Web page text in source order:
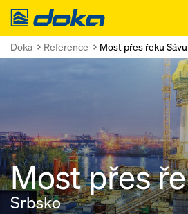
Doka
Doka Reference Most přes řeku Sávu
Most přes
Srbsko